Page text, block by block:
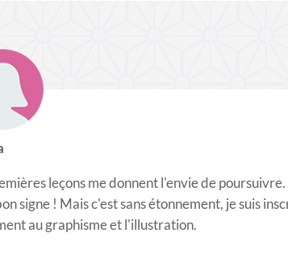
leçons me donnent l'envie de
signe ! Mais c'est sans étonnement, je suis
au graphisme et l'illustration.